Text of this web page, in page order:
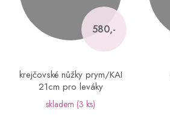
580,-
krejčovské nůžky prym/KAI
21cm pro leváky
skladem (3 ks)